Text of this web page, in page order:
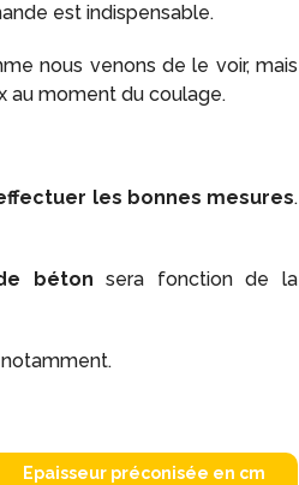
est indispensable.
nous venons de le voir, mais
au moment du coulage.
les bonnes mesures.
béton sera fonction de la
notamment.
Epaisseur préconisée en cm